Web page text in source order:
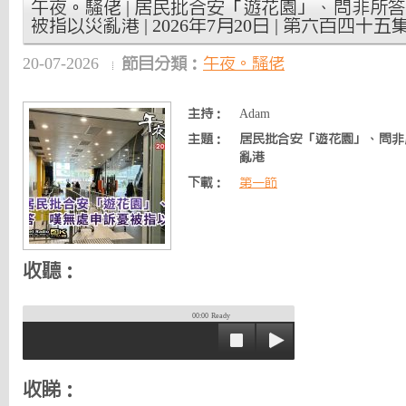
午夜。騷佬 | 居民批合安「遊花園」、問非所
被指以災亂港 | 2026年7月20日 | 第六百四十五
20-07-2026 節目分類： 午夜。騷佬
主持：
Adam
主題：
居民批合安「遊花園」、問
亂港
下載：
第一節
收聽：
00:00 Ready
收睇：